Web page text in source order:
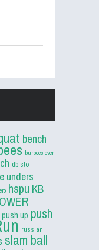
bench
burpees over
db sto
unders
hspu KB
push up push
russian
slam ball